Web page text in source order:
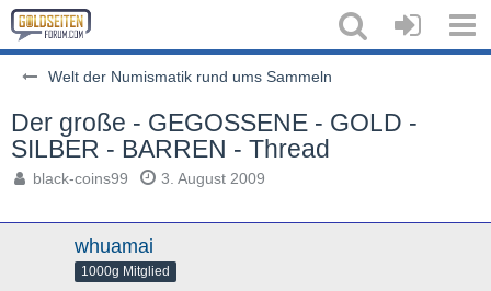
Welt der Numismatik rund ums Sammeln
Der große - GEGOSSENE - GOLD -
SILBER - BARREN - Thread
black-coins99 3. August 2009
whuamai
1000g Mitglied